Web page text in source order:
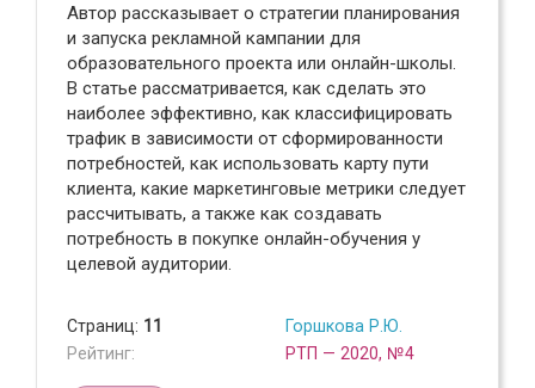
Автор рассказывает о стратегии планирования
и запуска рекламной кампании для
образовательного проекта или онлайн-школы.
В статье рассматривается, как сделать это
наиболее эффективно, как классифицировать
трафик в зависимости от сформированности
потребностей, как использовать карту пути
клиента, какие маркетинговые метрики следует
рассчитывать, а также как создавать
потребность в покупке онлайн-обучения у
целевой аудитории.
Страниц: 11
Рейтинг:
Горшкова Р.Ю.
РТП — 2020, №4